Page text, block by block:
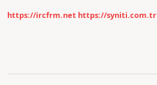
https://ircfrm.net https://syniti.com.tr